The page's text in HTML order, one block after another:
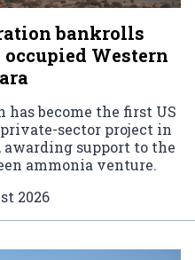
bankrolls
Western
become the first US
sector project in
awarding support to the
ammonia venture.
2026